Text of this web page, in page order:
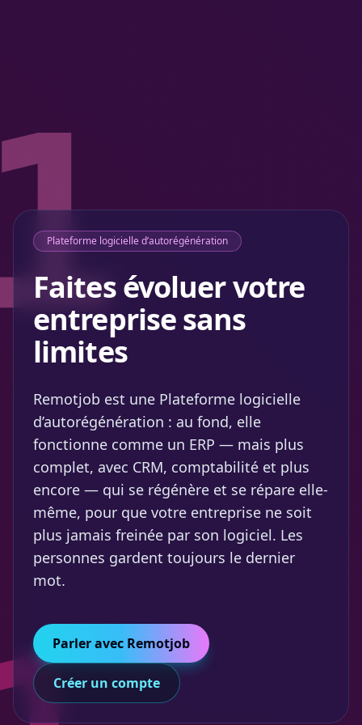
Plateforme logicielle d’autorégénération
Faites évoluer votre
entreprise sans
limites
Remotjob est une Plateforme logicielle
d’autorégénération : au fond, elle
fonctionne comme un ERP — mais plus
complet, avec CRM, comptabilité et plus
encore — qui se régénère et se répare elle-
même, pour que votre entreprise ne soit
plus jamais freinée par son logiciel. Les
personnes gardent toujours le dernier
mot.
Parler avec Remotjob
Créer un compte